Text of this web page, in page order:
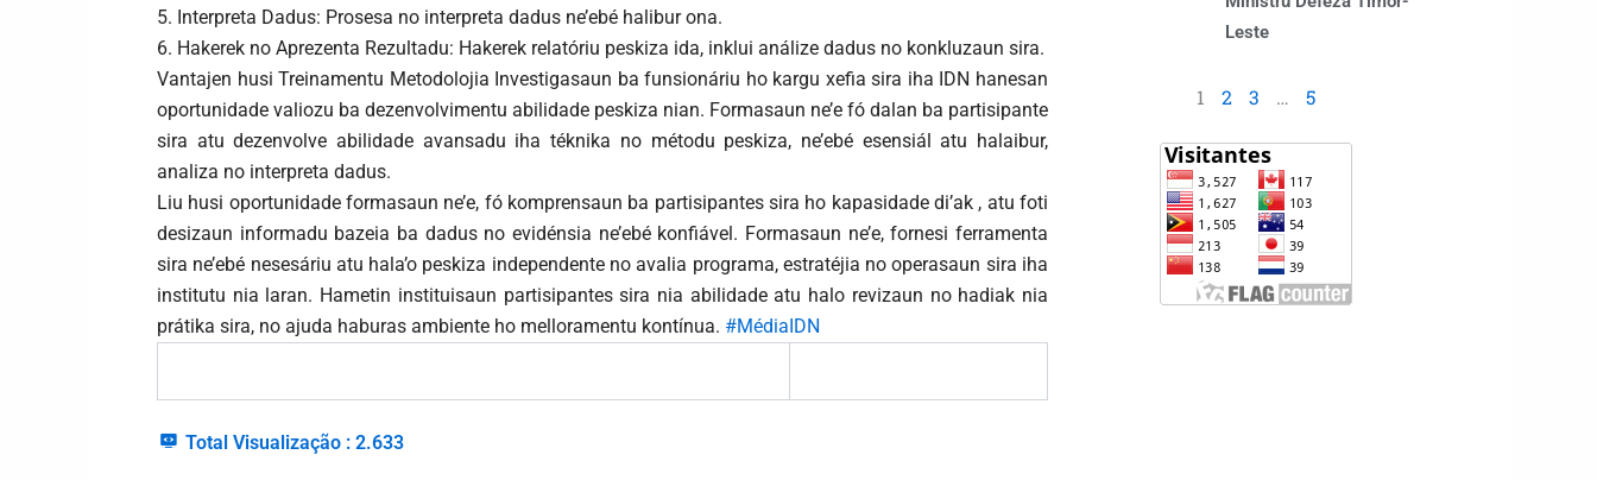
5. Interpreta Dadus: Prosesa no interpreta dadus ne’ebé halibur ona.
6. Hakerek no Aprezenta Rezultadu: Hakerek relatóriu peskiza ida, inklui análize dadus no konkluzaun sira.
Vantajen husi Treinamentu Metodolojia Investigasaun ba funsionáriu ho kargu xefia sira iha IDN hanesan
oportunidade valiozu ba dezenvolvimentu abilidade peskiza nian. Formasaun ne’e fó dalan ba partisipante
sira atu dezenvolve abilidade avansadu iha téknika no métodu peskiza, ne’ebé esensiál atu halaibur,
analiza no interpreta dadus.
Liu husi oportunidade formasaun ne’e, fó komprensaun ba partisipantes sira ho kapasidade di’ak , atu foti
desizaun informadu bazeia ba dadus no evidénsia ne’ebé konfiável. Formasaun ne’e, fornesi ferramenta
sira ne’ebé nesesáriu atu hala’o peskiza independente no avalia programa, estratéjia no operasaun sira iha
institutu nia laran. Hametin instituisaun partisipantes sira nia abilidade atu halo revizaun no hadiak nia
prátika sira, no ajuda haburas ambiente ho melloramentu kontínua. #MédiaIDN
Total Visualização : 2.633
Leste
1 2 3 … 5